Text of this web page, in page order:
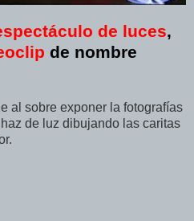
de luces,
de nombre
al sobre exponer la fotografías
de luz dibujando las caritas